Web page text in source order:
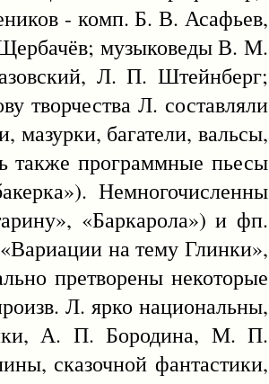
- комп. Б. В. Асафьев,
музыковеды В. М.
Л. П. Штейнберг;
творчества Л. составляли
багатели, вальсы,
также программные пьесы
Немногочисленны
«Баркарола») и фп.
на тему Глинки»,
претворены некоторые
Л. ярко национальны,
А. П. Бородина, М. П.
сказочной фантастики,